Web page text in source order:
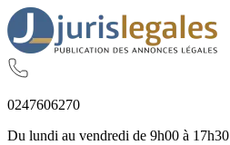
0247606270
Du lundi au vendredi de 9h00 à 17h30